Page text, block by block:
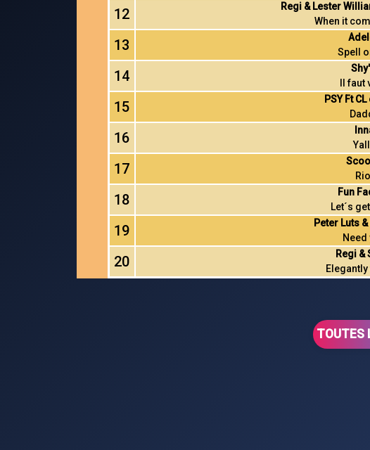
12
Regi & Lester
When it
13
Spell
14
Il faut
15
PSY Ft
16
17
18
Fun
Let´s
19
Peter Luts
Need
20
Regi &
Elegantly
TOUTES